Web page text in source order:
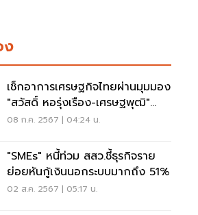
ง
เช็กอาการเศรษฐกิจไทยผ่านมุมมอง
"สวัสดิ์ หอรุ่งเรือง-เศรษฐพุฒิ"
หนักแค่ไหน
08 ก.ค. 2567 | 04:24 น.
"SMEs" หนี้ท่วม สสว.ชี้ธุรกิจราย
ย่อยหันกู้เงินนอกระบบมากถึง 51%
02 ส.ค. 2567 | 05:17 น.